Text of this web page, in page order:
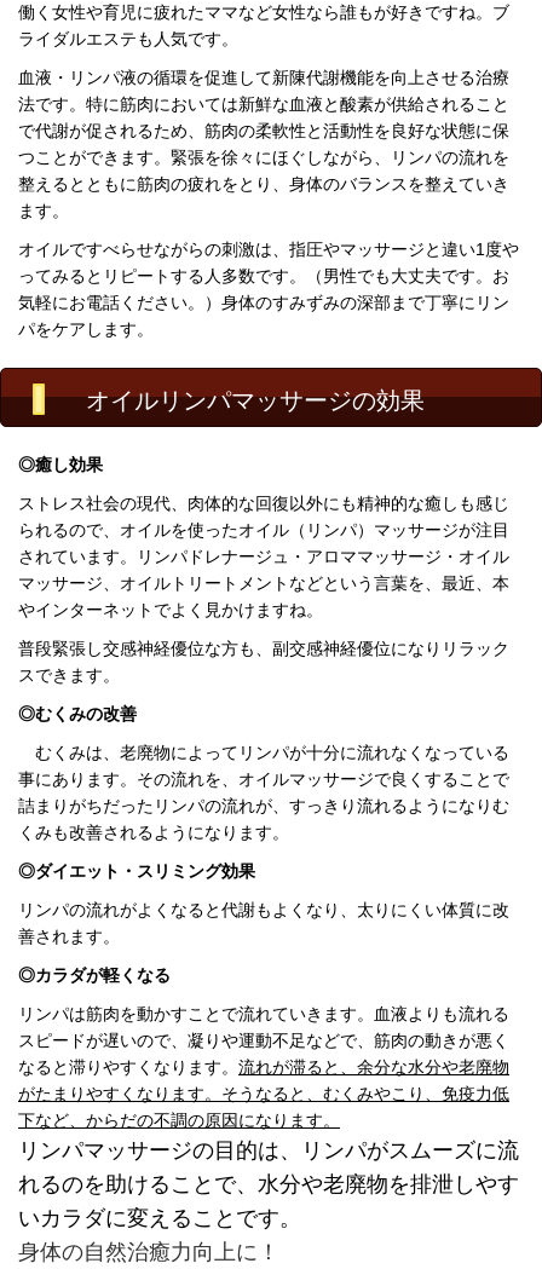
働く女性や育児に疲れたママなど女性なら誰もが好きですね。ブ
ライダルエステも人気です。
血液・リンパ液の循環を促進して新陳代謝機能を向上させる治療
法です。 特に筋肉においては新鮮な血液と酸素が供給されるこ と
で代謝が促されるため、筋肉の柔軟性と活動性を良好な状態に保
つことができます。 緊張を徐々にほぐしながら、リンパの流れを
整えるとともに筋肉の疲れをとり、身体のバランスを整えていき
ます。
オイルですべらせながらの刺激は、指圧やマッサージと違い1度や
ってみるとリピートする人多数です。（男性でも大丈夫です。お
気軽にお電話ください。） 身体のすみずみの深部まで丁寧にリン
パをケアします。
オイルリンパマッサージの効果
◎癒し効果
ストレス社会の現代、 肉体的な回復以外にも精神的な癒しも感じ
られるので、 オイルを使ったオイル（リンパ）マッサージが注目
されています。
リンパドレナージュ・アロママッサージ・オイル
マッサージ 、オイルトリートメント などという言葉を、最近、本
やインターネットでよく見かけますね。
普段緊張し交感神経優位な方も、副交感神経優位になりリラック
スできます。
◎むくみの改善
むくみは、老廃物によってリンパが十分に流れなくなっている
事にあります。その流れを、オイルマッサージで良くすることで
詰まりがちだったリンパの流れが、すっきり流れるようになりむ
くみも改善されるようになります。
◎ダイエット・スリミング効果
リンパの流れがよくなると代謝もよくなり、太りにくい体質に改
善されます。
◎カラダが軽くなる
リンパは筋肉を動かすことで流れていきます。血液よりも流れる
スピードが遅いので、凝りや運動不足などで、筋肉の動きが悪く
なると滞りやすくなります。 流れが滞ると、余分な水分や老廃物
がたまりやすくなります。そうなると、むくみやこり、免疫力低
下など、からだの不調の原因になります。
リンパマッサージの目的は、リンパがスムーズに流
れるのを助けることで、水分や老廃物を排泄しやす
いカラダに変えることです。
身体の自然治癒力向上に！